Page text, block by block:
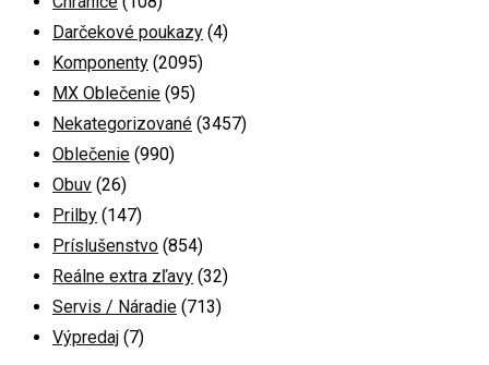
Darčekové poukazy (4)
Komponenty (2095)
MX Oblečenie (95)
Nekategorizované (3457)
Oblečenie (990)
Obuv (26)
Prilby (147)
Príslušenstvo (854)
Reálne extra zľavy (32)
Servis / Náradie (713)
Výpredaj (7)